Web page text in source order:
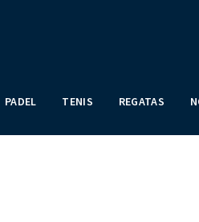
PADEL TENIS REGATAS